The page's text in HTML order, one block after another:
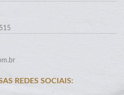
REDES SOCIAIS: